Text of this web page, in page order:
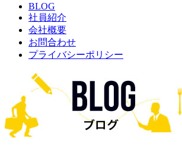
BLOG
社員紹介
会社概要
お問合わせ
プライバシーポリシー